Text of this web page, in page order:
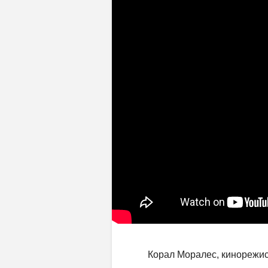
Корал Моралес,